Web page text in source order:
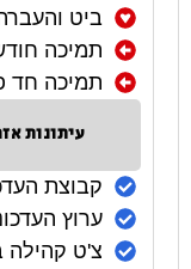
ביט
תמיכה
תמיכה חד
עיתונות
קבוצת
ערוץ
צ'ט קהילה